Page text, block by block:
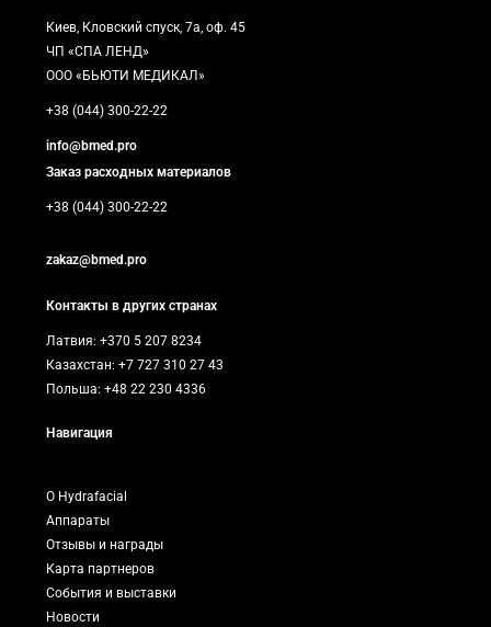
Киев, Кловский спуск, 7а, оф. 45
ЧП «СПА ЛЕНД»
ООО «БЬЮТИ МЕДИКАЛ»
+38 (044) 300-22-22
info@bmed.pro
Заказ расходных материалов
+38 (044) 300-22-22
zakaz@bmed.pro
Контакты в других странах
Латвия: +370 5 207 8234
Казахстан: +7 727 310 27 43
Польша: +48 22 230 4336
Навигация
О Hydrafacial
Аппараты
Отзывы и награды
Карта партнеров
События и выставки
Новости